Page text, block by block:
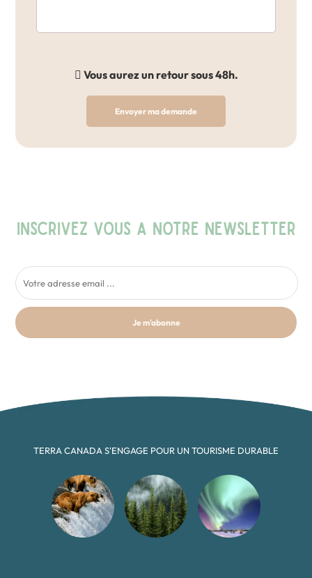
Vous aurez un retour sous 48h.
Envoyer ma demande
INSCRIVEZ VOUS A NOTRE NEWSLETTER
Je m'abonne
TERRA CANADA S'ENGAGE POUR UN TOURISME DURABLE